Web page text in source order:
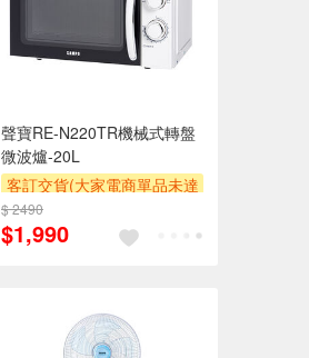
聲寶RE-N220TR機械式轉盤
微波爐-20L
客訂交貨(大家電商單品未達
萬元需加收$300-500,部分
安裝跨區費另計,實際收費以
$ 2490
$1,990